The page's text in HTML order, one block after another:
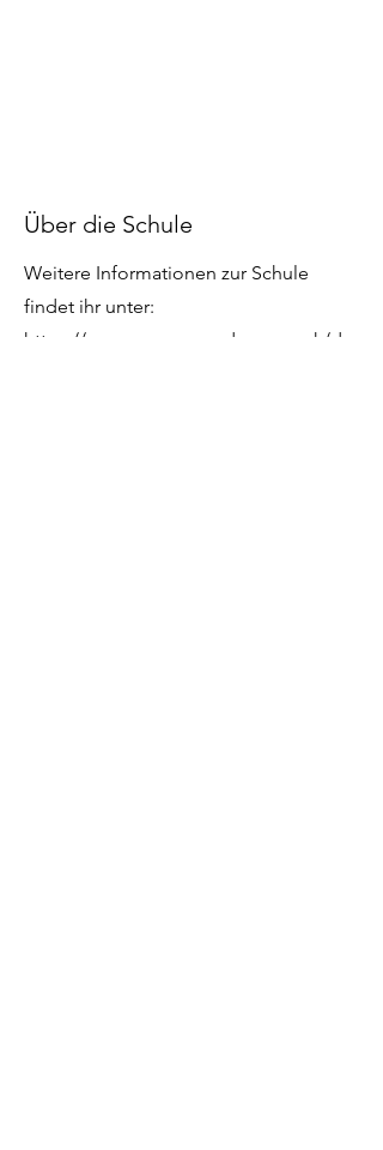
Über die Schule
Weitere Informationen zur Schule
findet ihr unter:
https://www.germanacademy.co.uk/dss